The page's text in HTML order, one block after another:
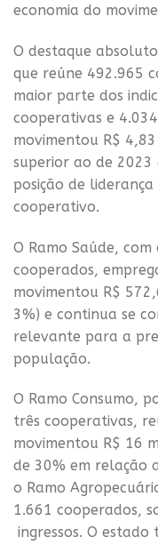
economia do
O destaque
que reúne 492.965
maior parte dos
cooperativas e
movimentou R$
superior ao de 2023
posição de
cooperativo.
O Ramo Saúde,
cooperados,
movimentou R$
3%) e continua se
relevante para a
população.
O Ramo Consumo,
três cooperativas,
movimentou R$ 16
de 30% em relação
o Ramo
1.661 cooperados,
ingressos. O